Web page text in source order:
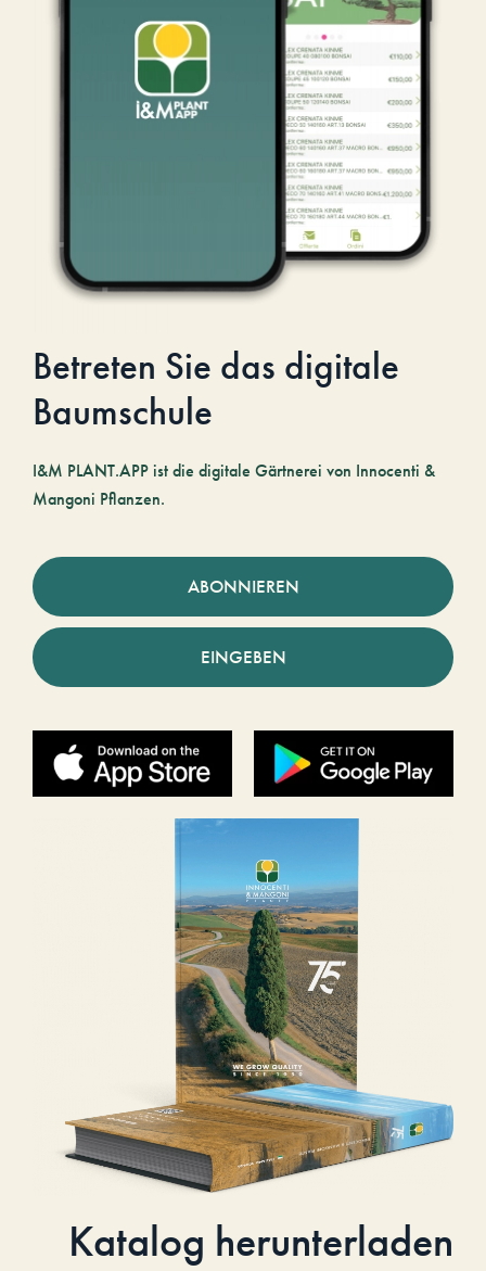
Betreten Sie das digitale
Baumschule
I&M PLANT.APP ist die digitale Gärtnerei von Innocenti &
Mangoni Pflanzen.
ABONNIEREN
EINGEBEN
Katalog herunterladen